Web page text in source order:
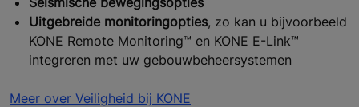
Uitgebreide monitoringopties, zo kan u bijvoorbeeld
KONE Remote Monitoring™ en KONE E-Link™
integreren met uw gebouwbeheersystemen
Meer over Veiligheid bij KONE